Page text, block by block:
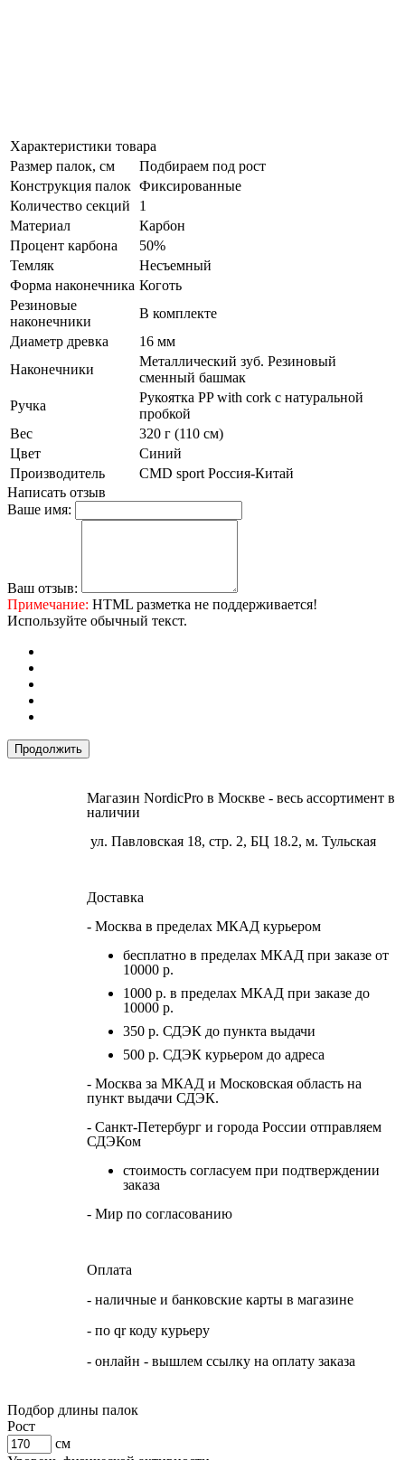
Характеристики товара
Размер палок, см
Подбираем под рост
Конструкция палок Фиксированные
Количество секций
1
Материал
Карбон
Процент карбона
50%
Темляк
Несъемный
Форма наконечника Коготь
Резиновые
наконечники
В комплекте
Диаметр древка
16 мм
Наконечники
Металлический зуб. Резиновый
сменный башмак
Ручка
Рукоятка PP with cork с натуральной
пробкой
Вес
320 г (110 см)
Цвет
Синий
Производитель
CMD sport Россия-Китай
Написать отзыв
Ваше имя:
Ваш отзыв:
Примечание: HTML разметка не поддерживается!
Используйте обычный текст.
Продолжить
Магазин NordicPro в Москве - весь ассортимент в
наличии
ул. Павловская 18, стр. 2, БЦ 18.2, м. Тульская
Доставка
- Москва в пределах МКАД курьером
бесплатно в пределах МКАД при заказе от
10000 р.
1000 р. в пределах МКАД при заказе до
10000 р.
350 р. СДЭК до пункта выдачи
500 р. СДЭК курьером до адреса
- Москва за МКАД и Московская область на
пункт выдачи СДЭК.
- Санкт-Петербург и города России отправляем
СДЭКом
стоимость согласуем при подтверждении
заказа
- Мир по согласованию
Оплата
- наличные и банковские карты в магазине
- по qr коду курьеру
- онлайн - вышлем ссылку на оплату заказа
Подбор длины палок
Рост
см